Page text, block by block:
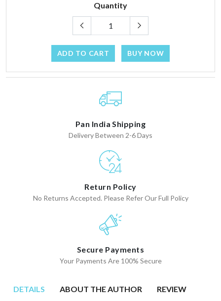
Quantity
ADD TO CART BUY NOW
Pan India Shipping
Delivery Between 2-6 Days
Return Policy
No Returns Accepted. Please Refer Our Full Policy
Secure Payments
Your Payments Are 100% Secure
DETAILS ABOUT THE AUTHOR REVIEW